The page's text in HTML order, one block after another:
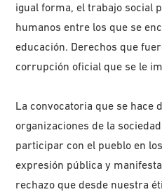
igual forma, el trabajo social
humanos entre los que se
educación. Derechos que
corrupción oficial que se le
La convocatoria que se hace
organizaciones de la
participar con el pueblo en
expresión pública y
rechazo que desde nuestra